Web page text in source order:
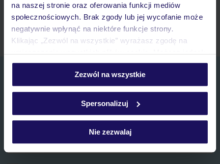
na naszej stronie oraz oferowania funkcji mediów
społecznościowych. Brak zgody lub jej wycofanie może
negatywnie wpłynąć na niektóre funkcje strony.
Klikając „Zezwól na wszystkie” wyrażasz zgodę na
umieszczenie wszystkich plików cookie. Możesz jednak
personalizować swój wybór wchodząc w zakładkę
Szczegółowe informacje o plikach cookie znajdziesz
polityce plików cookies oraz polityce prywatności
Zezwól na wszystkie
Spersonalizuj
Nie zezwalaj
Historia wyszukiwań i ostatnio oglądanych ofert
Kontakt z TUI i wszystkie informacje o Twojej rezerwacji w myTUI
Zapisz się do newslettera
IMIĘ*